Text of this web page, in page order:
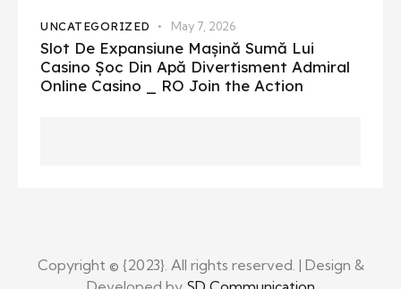
UNCATEGORIZED May 7, 2026
Slot De Expansiune Mașină Sumă Lui
Casino Șoc Din Apă Divertisment Admiral
Online Casino _ RO Join the Action
Copyright © {2023}. All rights reserved. | Design &